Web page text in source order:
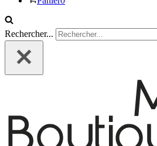
Rechercher...